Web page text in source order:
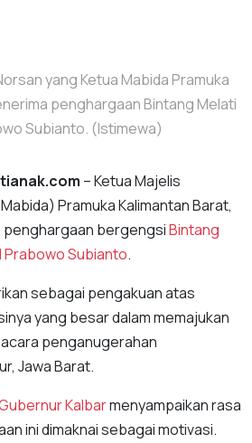
yang Ketua Mabida Pramuka
penghargaan Bintang Melati
Subianto. (Istimewa)
– Ketua Majelis
Pramuka Kalimantan Barat,
penghargaan bergengsiBintang
Prabowo Subianto.
sebagai pengakuan atas
yang besar dalam memajukan
penganugerahan
Jawa Barat.
Kalbarmenyampaikan rasa
ini dimaknai sebagai motivasi.